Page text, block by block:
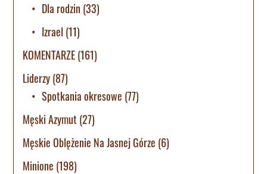
Dla rodzin (33)
Izrael (11)
KOMENTARZE(161)
Liderzy(87)
Spotkania okresowe (77)
Męski Azymut (27)
Męskie Oblężenie Na Jasnej Górze (6)
Minione (198)